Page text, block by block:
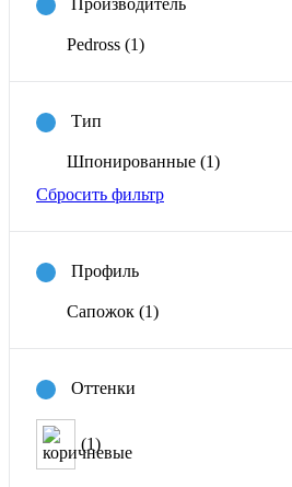
Pedross (1)
Тип
Шпонированные (1)
Сбросить фильтр
Профиль
Сапожок (1)
Оттенки
(1)